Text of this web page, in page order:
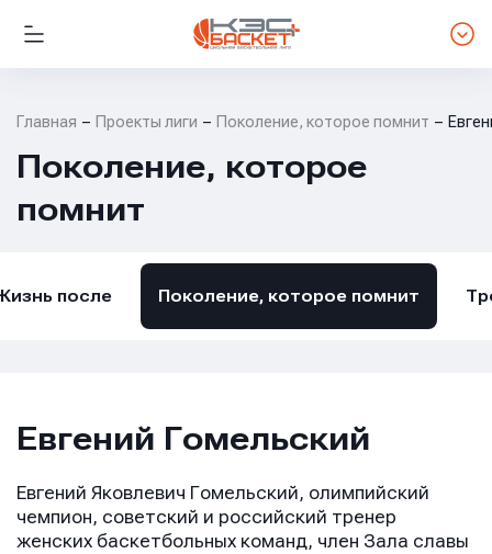
Главная Проекты лиги Поколение, которое помнит
Поколение, которое
помнит
после Поколение, которое помнит
Евгений Гомельский
Евгений Яковлевич Гомельский, олимпийский
чемпион, советский и российский тренер
женских баскетбольных команд, член Зала славы